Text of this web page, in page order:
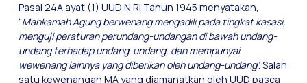
Pasal 24A ayat (1) UUD N RI Tahun 1945 menyatakan,
“Mahkamah Agung berwenangmengadilipada tingkat kasasi,
menguji peraturan perundang-undangan di bawah undang-
undang terhadap undang-undang, dan mempunyai
wewenang lainnya yang diberikan oleh undang-undang”. Salah
satu kewenangan MA yang diamanatkan oleh UUD pasca